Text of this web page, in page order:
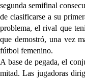
segunda semifinal
de clasificarse a su
problema, el rival que
que demostró, una vez
fútbol femenino.
A base de pegada, el
mitad. Las jugadoras